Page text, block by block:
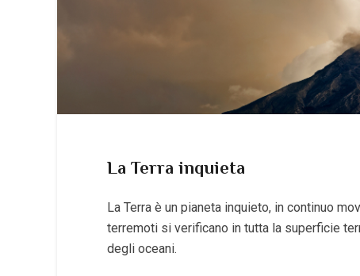
La Terra inquieta
La Terra è un pianeta inquieto, in continuo
terremoti si verificano in tutta la superficie
degli oceani.